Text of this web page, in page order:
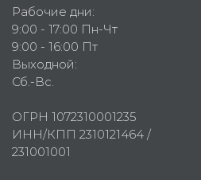
Рабочие дни:
9:00 - 17:00 Пн-Чт
9:00 - 16:00 Пт
Выходной:
Сб.-Вс.
ОГРН 1072310001235
ИНН/КПП 2310121464 /
231001001